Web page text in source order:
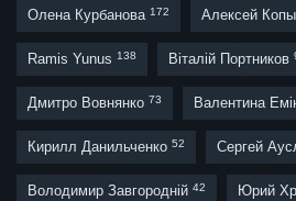
Олена Курбанова 172 Алексей
Ramis Yunus 138 Віталій Портников
Дмитро Вовнянко 73 Валентина
Кирилл Данильченко 52 Сергей
Володимир Завгородній 42 Юрий